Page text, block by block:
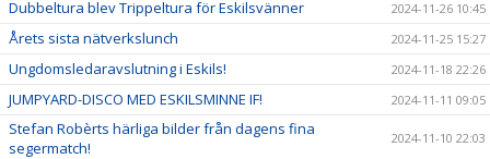
Dubbeltura blev Trippeltura för Eskilsvänner 2024-11-26 10:45
Årets sista nätverkslunch 2024-11-25 15:27
Ungdomsledaravslutning i Eskils! 2024-11-18 22:26
JUMPYARD-DISCO MED ESKILSMINNE IF! 2024-11-11 09:05
Stefan Robèrts härliga bilder från dagens fina
segermatch!
2024-11-10 22:03